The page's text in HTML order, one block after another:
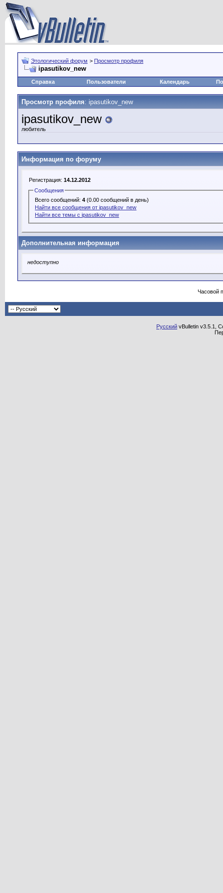
Этологический форум > Просмотр профиля
ipasutikov_new
Справка Пользователи Календарь
Просмотр профиля: ipasutikov_new
ipasutikov_new
любитель
Информация по форуму
Регистрация: 14.12.2012
Сообщения
Всего сообщений:4 (0.00 сообщений в день)
Найти все сообщения от ipasutikov_new
Найти все темы с ipasutikov_new
Дополнительная информация
недоступно
Часовой
Русский vBulletin v3.5.1,